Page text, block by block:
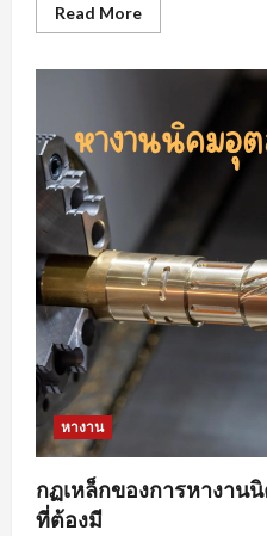
Read MoreRead
more
ใน
แบบ
งาน
สวน
อุตสาหกรรม
โรจ
นะ
อยุธยา
หางาน
กฏเหล็กของการหางา
ที่ต้องมี